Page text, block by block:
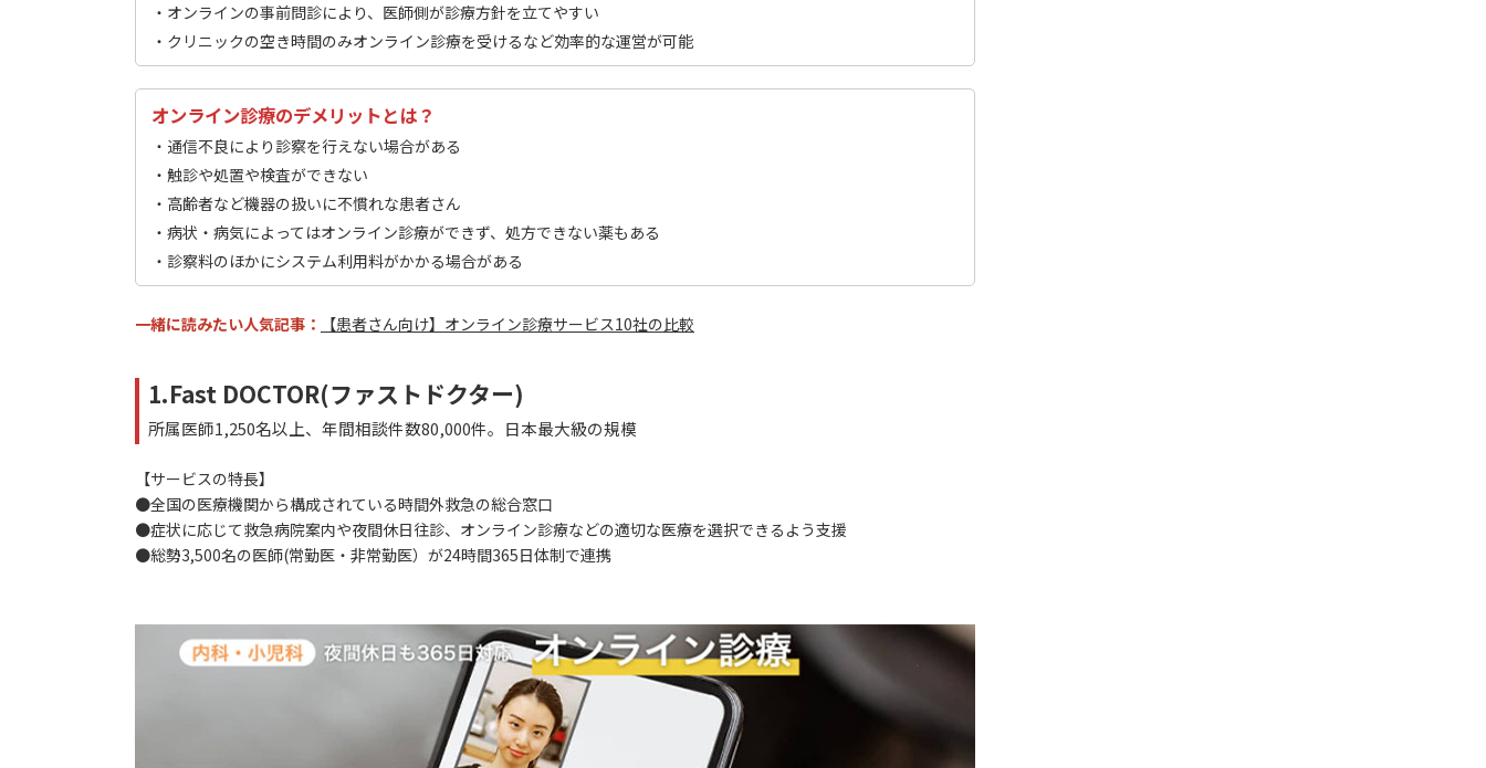
・オンラインの事前問診により、医師側が診療方針を立てやすい
・クリニックの空き時間のみオンライン診療を受けるなど効率的な運営が可能
オンライン診療のデメリットとは？
・通信不良により診察を行えない場合がある
・触診や処置や検査ができない
・高齢者など機器の扱いに不慣れな患者さん
・病状・病気によってはオンライン診療ができず、処方できない薬もある
・診察料のほかにシステム利用料がかかる場合がある
一緒に読みたい人気記事： 【患者さん向け】オンライン診療サービス10社の比較
1.Fast DOCTOR(ファストドクター)
所属医師1,250名以上、年間相談件数80,000件。日本最大級の規模
【サービスの特長】
●全国の医療機関から構成されている時間外救急の総合窓口
●症状に応じて救急病院案内や夜間休日往診、オンライン診療などの適切な医療を選択できるよう支援
●総勢3,500名の医師(常勤医・非常勤医）が24時間365日体制で連携